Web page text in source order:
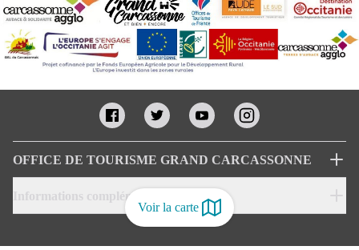
Voir la carte
OFFICE DE TOURISME GRAND CARCASSONNE
Informations complémentaires